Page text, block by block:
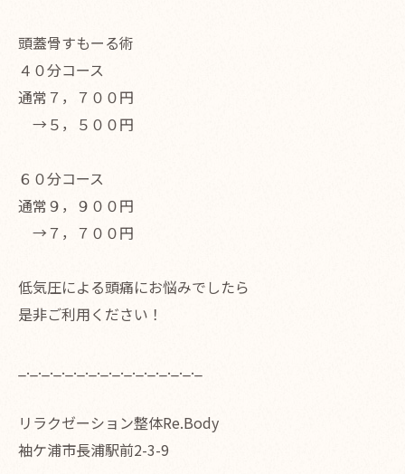
頭蓋骨すもーる術
４０分コース
通常７，７００円
→５，５００円
６０分コース
通常９，９００円
→７，７００円
低気圧による頭痛にお悩みでしたら
是非ご利用ください！
_._._._._._._._._._._._._._._._
リラクゼーション整体Re.Body
袖ケ浦市長浦駅前2-3-9